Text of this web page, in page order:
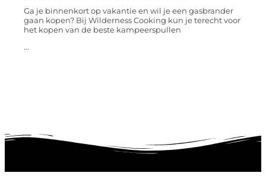
Ga je binnenkort op vakantie en wil je een gasbrander
gaan kopen? Bij Wilderness Cooking kun je terecht voor
het kopen van de beste kampeerspullen
...